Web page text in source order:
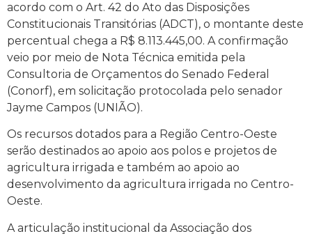
acordo com o Art. 42 do Ato das Disposições
Constitucionais Transitórias (ADCT), o montante deste
percentual chega a R$ 8.113.445,00. A confirmação
veio por meio de Nota Técnica emitida pela
Consultoria de Orçamentos do Senado Federal
(Conorf), em solicitação protocolada pelo senador
Jayme Campos (UNIÃO).
Os recursos dotados para a Região Centro-Oeste
serão destinados ao apoio aos polos e projetos de
agricultura irrigada e também ao apoio ao
desenvolvimento da agricultura irrigada no Centro-
Oeste.
A articulação institucional da Associação dos